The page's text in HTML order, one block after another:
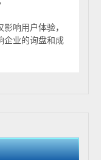
响用户体验，
企业的询盘和成